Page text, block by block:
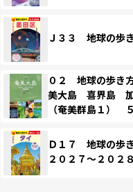
Ｊ３３ 地球の歩
０２ 地球の歩
美大島 喜界島
（奄美群島１）
Ｄ１７ 地球の歩
２０２７～２０２８